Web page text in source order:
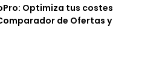
Optimiza tus costes
de Ofertas y